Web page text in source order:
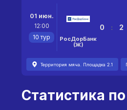
01 июн.
12:00
10 тур
РосДорБанк
(Ж)
0 : 2
Территория мяча. Площадка 2.1
Статистика